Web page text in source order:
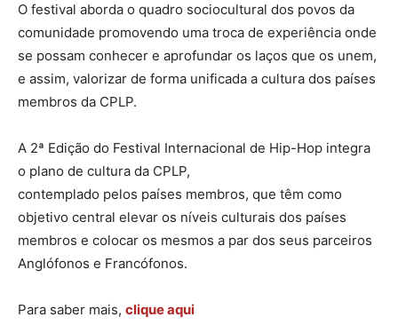
O festival aborda o quadro sociocultural dos povos da
comunidade promovendo uma troca de experiência onde
se possam conhecer e aprofundar os laços que os unem,
e assim, valorizar de forma unificada a cultura dos países
membros da CPLP.
A 2ª Edição do Festival Internacional de Hip-Hop integra
o plano de cultura da CPLP,
contemplado pelos países membros, que têm como
objetivo central elevar os níveis culturais dos países
membros e colocar os mesmos a par dos seus parceiros
Anglófonos e Francófonos.
Para saber mais, clique aqui